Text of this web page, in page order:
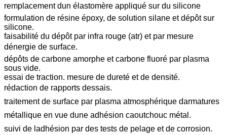
remplacement dun élastomère appliqué sur du silicone
formulation de résine époxy, de solution silane et dépôt sur
silicone.
faisabilité du dépôt par infra rouge (atr) et par mesure
dénergie de surface.
dépôts de carbone amorphe et carbone fluoré par plasma
sous vide.
essai de traction. mesure de dureté et de densité.
rédaction de rapports dessais.
traitement de surface par plasma atmosphérique darmatures
métallique en vue dune adhésion caoutchouc métal.
suivi de ladhésion par des tests de pelage et de corrosion.